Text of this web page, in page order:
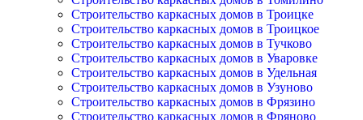
Строительство каркасных домов в Троицке
Строительство каркасных домов в Троицкое
Строительство каркасных домов в Тучково
Строительство каркасных домов в Уваровке
Строительство каркасных домов в Удельная
Строительство каркасных домов в Узуново
Строительство каркасных домов в Фрязино
Строительство каркасных домов в Фряново